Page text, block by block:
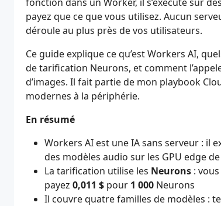
payez que ce que vous utilisez. Aucun
déroule au plus près de vos utilisateurs.
Ce guide explique ce qu’est Workers AI,
de tarification Neurons, et comment
d’images. Il fait partie de mon playbook
modernes à la périphérie.
En résumé
Workers AI est une IA sans serveur : il
des modèles audio sur les GPU edge
La tarification utilise les Neurons :
payez 0,011 $ pour 1 000 Neurons
Il couvre quatre familles de modèles :